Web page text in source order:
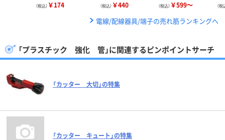
（税込） ￥174 （税込） ￥440 （税込） ￥599～ （税
電線/配線器具/端子の売れ筋ランキングへ
「プラスチック 強化 管」に関連するピンポイントサーチ
「カッター 大切」の特集
「カッター キュート」の特集